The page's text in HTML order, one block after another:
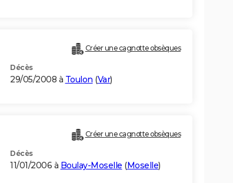
Créer une cagnotte obsèques
Décès
29/05/2008 à Toulon (Var)
Créer une cagnotte obsèques
Décès
11/01/2006 à Boulay-Moselle (Moselle)